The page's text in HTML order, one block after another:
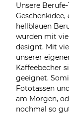
Unsere
Geschenkidee,
hellblauen
wurden mit
designt. Mit
unserer
Kaffeebecher
geeignet.
Fototassen
am Morgen,
nochmal so